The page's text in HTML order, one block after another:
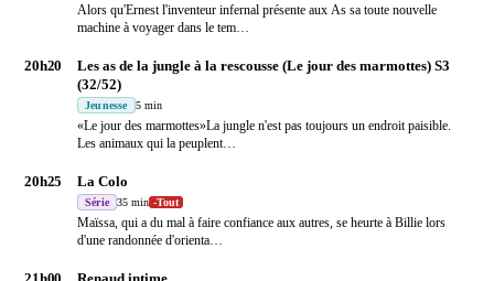
Alors qu'Ernest l'inventeur infernal présente aux As sa toute nouvelle
machine à voyager dans le tem…
20h20
Les as de la jungle à la rescousse (Le jour des marmottes) S3
(32/52)
Jeunesse 5 min
«Le jour des marmottes»La jungle n'est pas toujours un endroit paisible.
Les animaux qui la peuplent…
20h25 La Colo
Série 35 min -Tout
Maïssa, qui a du mal à faire confiance aux autres, se heurte à Billie lors
d'une randonnée d'orienta…